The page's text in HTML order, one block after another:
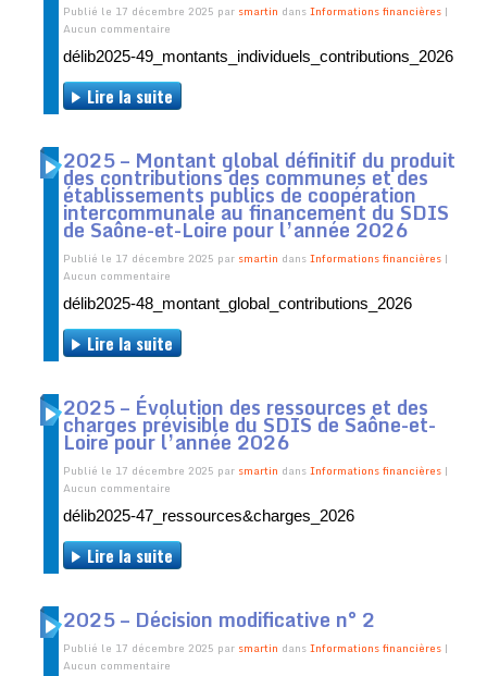
Publié le 17 décembre 2025 par smartin dansInformations financières |
Aucun commentaire
délib2025-49_montants_individuels_contributions_2026
Lire la suite
2025 – Montant global définitif du produit
des contributions des communes et des
établissements publics de coopération
intercommunale au financement du SDIS
de Saône-et-Loire pour l’année 2026
Publié le 17 décembre 2025 par smartin dansInformations financières |
Aucun commentaire
délib2025-48_montant_global_contributions_2026
Lire la suite
2025 – Évolution des ressources et des
charges prévisible du SDIS de Saône-et-
Loire pour l’année 2026
Publié le 17 décembre 2025 par smartin dansInformations financières |
Aucun commentaire
délib2025-47_ressources&charges_2026
Lire la suite
2025 – Décision modificative n° 2
Publié le 17 décembre 2025 par smartin dansInformations financières |
Aucun commentaire